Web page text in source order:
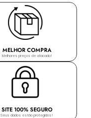
MELHOR COMPRA
Melhores preços de atacado!
SITE 100% SEGURO
Seus dados estão protegidos!